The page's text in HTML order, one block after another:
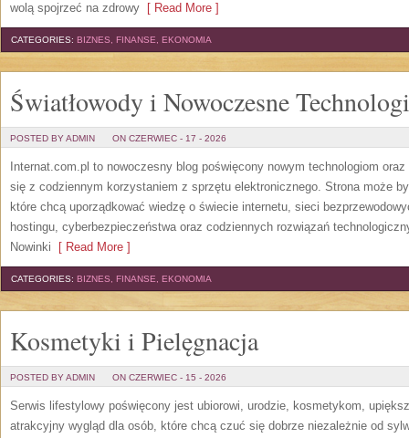
wolą spojrzeć na zdrowy [ Read More ]
CATEGORIES: BIZNES, FINANSE, EKONOMIA
Światłowody i Nowoczesne
POSTED BY ADMIN ON CZERWIEC - 17 - 2026
Internat.com.pl to nowoczesny blog poświęcony nowym technologiom
się z codziennym korzystaniem z sprzętu elektronicznego. Strona może
które chcą uporządkować wiedzę o świecie internetu, sieci
hostingu, cyberbezpieczeństwa oraz codziennych rozwiązań
Nowinki [ Read More ]
CATEGORIES: BIZNES, FINANSE, EKONOMIA
Kosmetyki i Pielęgnacja
POSTED BY ADMIN ON CZERWIEC - 15 - 2026
Serwis lifestylowy poświęcony jest ubiorowi, urodzie, kosmetykom,
atrakcyjny wygląd dla osób, które chcą czuć się dobrze niezależnie od